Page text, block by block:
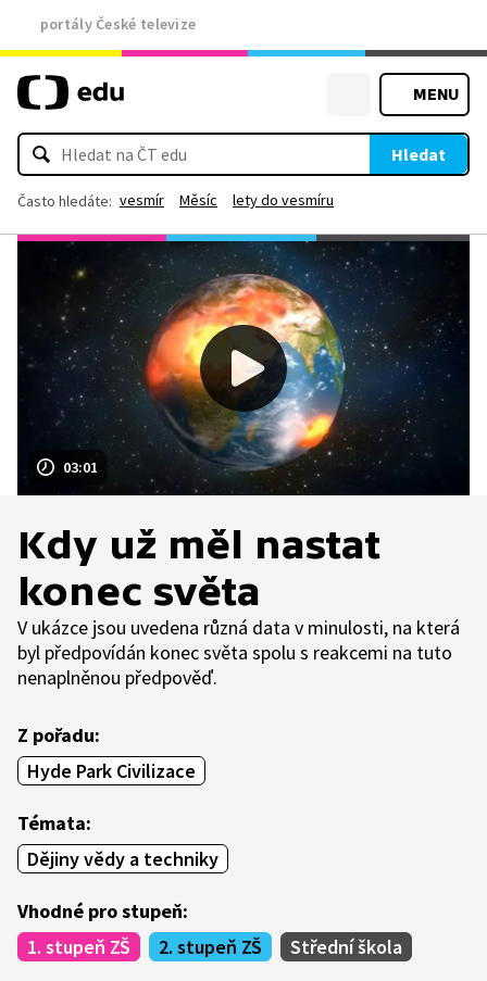
portály České televize
MENU
Hledat
Často hledáte: vesmír Měsíc lety do vesmíru
03:01
Kdy už měl nastat
konec světa
V ukázce jsou uvedena různá data v minulosti, na která
byl předpovídán konec světa spolu s reakcemi na tuto
nenaplněnou předpověď.
Z pořadu:
Hyde Park Civilizace
Témata:
Dějiny vědy a techniky
Vhodné pro stupeň:
1. stupeň ZŠ
2. stupeň ZŠ Střední škola